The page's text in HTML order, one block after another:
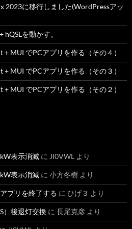
2023に移行しました(WordPressアッ
を動かす。
+ MUI でPCアプリを作る（その４）
+ MUI でPCアプリを作る（その３）
+ MUI でPCアプリを作る（その２）
表示消滅 に JI0VWL より
表示消滅 に 小方冬樹 より
プリを終了する に ひげ３ より
）後退灯交換 に 長尾克彦 より